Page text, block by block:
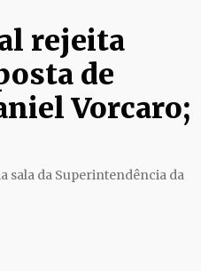
rejeita
de
Vorcaro;
sala da Superintendência da